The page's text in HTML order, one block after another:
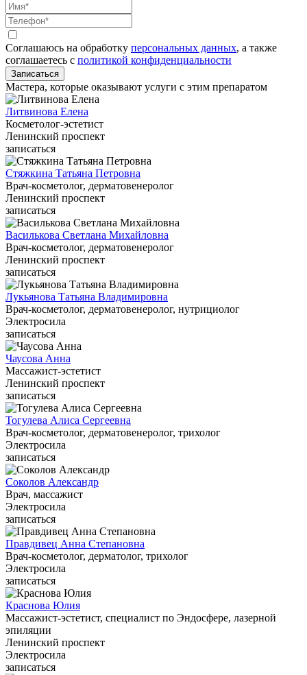
Соглашаюсь на обработку персональных данных, а также
соглашаетесь c политикой конфиденциальности
Записаться
Мастера, которые оказывают услуги с этим препаратом
Литвинова Елена
Косметолог-эстетист
Ленинский проспект
записаться
Стяжкина Татьяна Петровна
Врач-косметолог, дерматовенеролог
Ленинский проспект
записаться
Василькова Светлана Михайловна
Врач-косметолог, дерматовенеролог
Ленинский проспект
записаться
Лукьянова Татьяна Владимировна
Врач-косметолог, дерматовенеролог, нутрициолог
Электросила
записаться
Чаусова Анна
Массажист-эстетист
Ленинский проспект
записаться
Тогулева Алиса Сергеевна
Врач-косметолог, дерматовенеролог, трихолог
Электросила
записаться
Соколов Александр
Врач, массажист
Электросила
записаться
Правдивец Анна Степановна
Врач-косметолог, дерматолог, трихолог
Электросила
записаться
Краснова Юлия
Массажист-эстетист, специалист по Эндосфере, лазерной
эпиляции
Ленинский проспект
Электросила
записаться